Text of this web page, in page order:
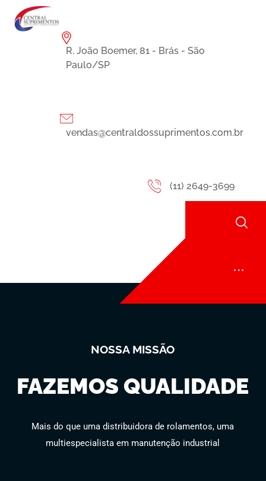
R. João Boemer, 81 - Brás - São
Paulo/SP
vendas@centraldossuprimentos.com.br
(11) 2649-3699
FAZEMOS QUALIDADE
NOSSA MISSÃO
Mais do que uma distribuidora de rolamentos, uma
multiespecialista em manutenção industrial